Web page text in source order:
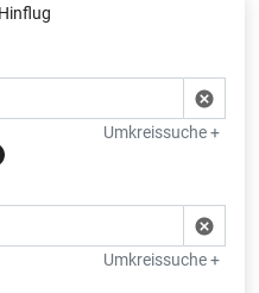
Umkreissuche +
Umkreissuche +